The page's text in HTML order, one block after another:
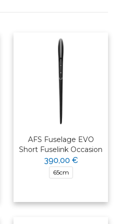
AFS Fuselage EVO
Short Fuselink Occasion
390,00 €
65cm